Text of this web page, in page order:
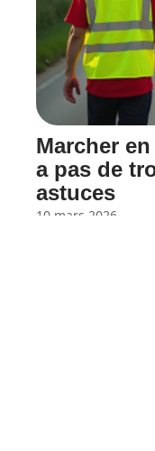
Marcher
a pas de
astuces
10 mars 2026